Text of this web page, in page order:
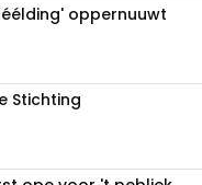
oppernuuwt
Stichting